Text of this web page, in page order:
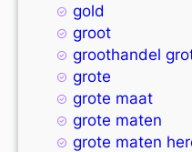
gold
groot
groothandel
grote
grote maat
grote maten
grote maten